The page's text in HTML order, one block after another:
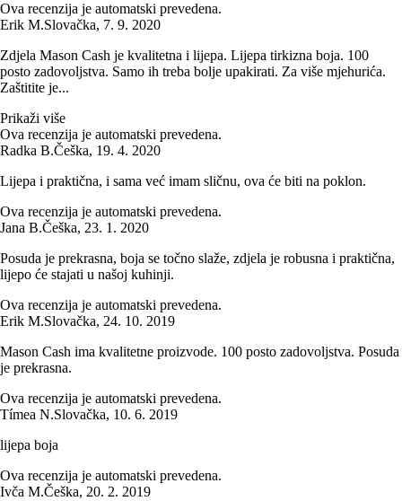
Ova recenzija je automatski prevedena.
Erik M.Slovačka, 7. 9. 2020
Zdjela Mason Cash je kvalitetna i lijepa. Lijepa tirkizna boja. 100
posto zadovoljstva. Samo ih treba bolje upakirati. Za više mjehurića.
Zaštitite je...
Prikaži više
Ova recenzija je automatski prevedena.
Radka B.Češka, 19. 4. 2020
Lijepa i praktična, i sama već imam sličnu, ova će biti na poklon.
Ova recenzija je automatski prevedena.
Jana B.Češka, 23. 1. 2020
Posuda je prekrasna, boja se točno slaže, zdjela je robusna i praktična,
lijepo će stajati u našoj kuhinji.
Ova recenzija je automatski prevedena.
Erik M.Slovačka, 24. 10. 2019
Mason Cash ima kvalitetne proizvode. 100 posto zadovoljstva. Posuda
je prekrasna.
Ova recenzija je automatski prevedena.
Tímea N.Slovačka, 10. 6. 2019
lijepa boja
Ova recenzija je automatski prevedena.
Ivča M.Češka, 20. 2. 2019